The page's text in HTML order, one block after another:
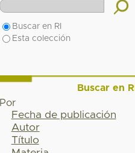
Buscar en RI
Esta colección
Buscar en RI
Por
Fecha de publicación
Autor
Título